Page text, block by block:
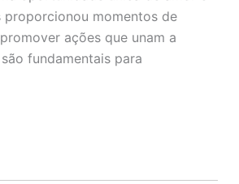
proporcionou momentos de
ações que unam a
fundamentais para